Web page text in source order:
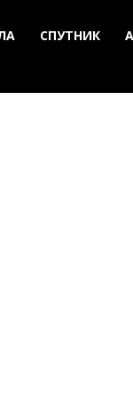
СПУТНИК